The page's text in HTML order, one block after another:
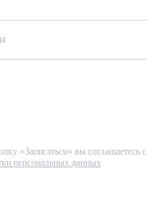
«Записаться» вы соглашаетесь с
персональных данных